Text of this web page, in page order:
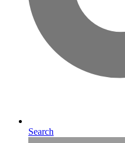
Search